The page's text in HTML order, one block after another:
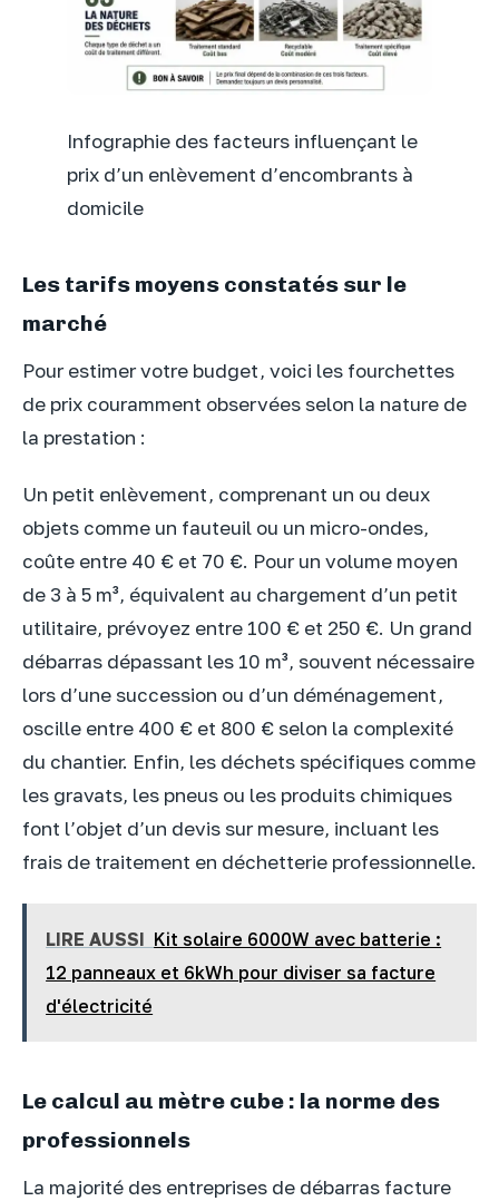
Infographie des facteurs influençant le
prix d’un enlèvement d’encombrants à
domicile
Les tarifs moyens constatés sur le
marché
Pour estimer votre budget, voici les fourchettes
de prix couramment observées selon la nature de
la prestation :
Un petit enlèvement, comprenant un ou deux
objets comme un fauteuil ou un micro-ondes,
coûte entre 40 € et 70 €. Pour un volume moyen
de 3 à 5 m³, équivalent au chargement d’un petit
utilitaire, prévoyez entre 100 € et 250 €. Un grand
débarras dépassant les 10 m³, souvent nécessaire
lors d’une succession ou d’un déménagement,
oscille entre 400 € et 800 € selon la complexité
du chantier. Enfin, les déchets spécifiques comme
les gravats, les pneus ou les produits chimiques
font l’objet d’un devis sur mesure, incluant les
frais de traitement en déchetterie professionnelle.
LIRE AUSSI Kit solaire 6000W avec batterie :
12 panneaux et 6kWh pour diviser sa facture
d'électricité
Le calcul au mètre cube : la norme des
professionnels
La majorité des entreprises de débarras facture